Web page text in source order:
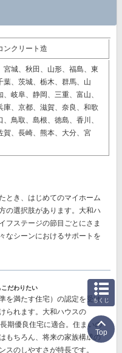
ンクリート造
宮城、秋田、山形、福島、東
葉、茨城、栃木、群馬、山
岐阜、静岡、三重、富山、
庫、京都、滋賀、奈良、和歌
鳥取、島根、徳島、香川、
賀、長崎、熊本、大分、宮
とき、はじめてのマイホーム
の選択肢があります。大和ハ
フステージの節目ごとにさま
なシーンにおけるサポートを
だわりたい
を満たす住宅）の認定を受け
られます。大和ハウスの
期優良住宅に適合。住まいの
もちろん、将来の家族構成の
スのしやすさが特長です。
もくじ
Top